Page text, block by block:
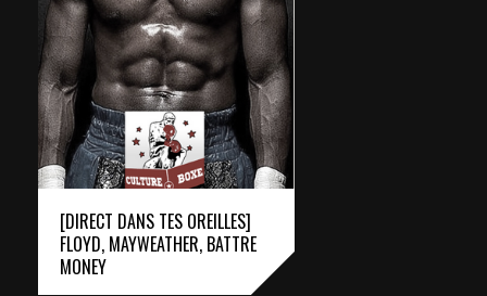
[DIRECT DANS TES OREILLES]
FLOYD, MAYWEATHER, BATTRE
MONEY